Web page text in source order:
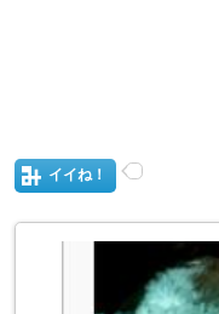
イイね！